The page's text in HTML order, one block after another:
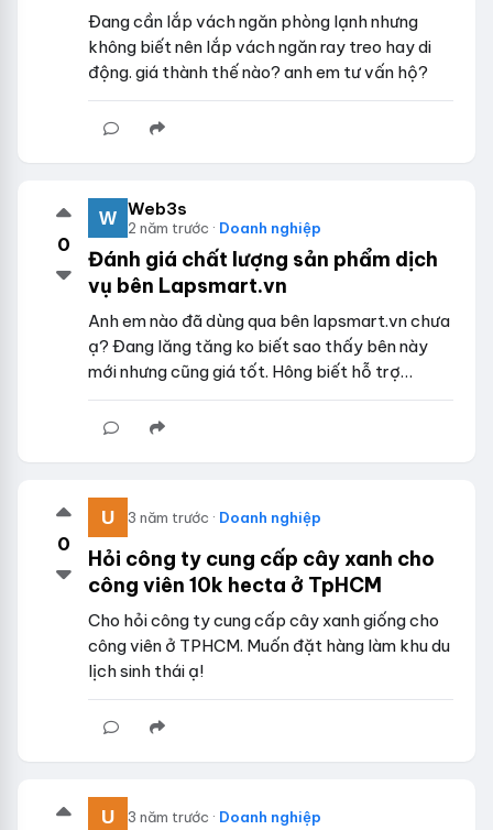
Đang cần lắp vách ngăn phòng lạnh nhưng
không biết nên lắp vách ngăn ray treo hay di
động. giá thành thế nào? anh em tư vấn hộ?
0
Web3s
2 năm trước · Doanh nghiệp
Đánh giá chất lượng sản phẩm dịch
vụ bên Lapsmart.vn
Anh em nào đã dùng qua bên lapsmart.vn chưa
ạ? Đang lăng tăng ko biết sao thấy bên này
mới nhưng cũng giá tốt. Hông biết hỗ trợ…
0
3 năm trước · Doanh nghiệp
Hỏi công ty cung cấp cây xanh cho
công viên 10k hecta ở TpHCM
Cho hỏi công ty cung cấp cây xanh giống cho
công viên ở TPHCM. Muốn đặt hàng làm khu du
lịch sinh thái ạ!
3 năm trước · Doanh nghiệp